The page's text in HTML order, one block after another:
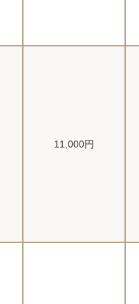
11,000円